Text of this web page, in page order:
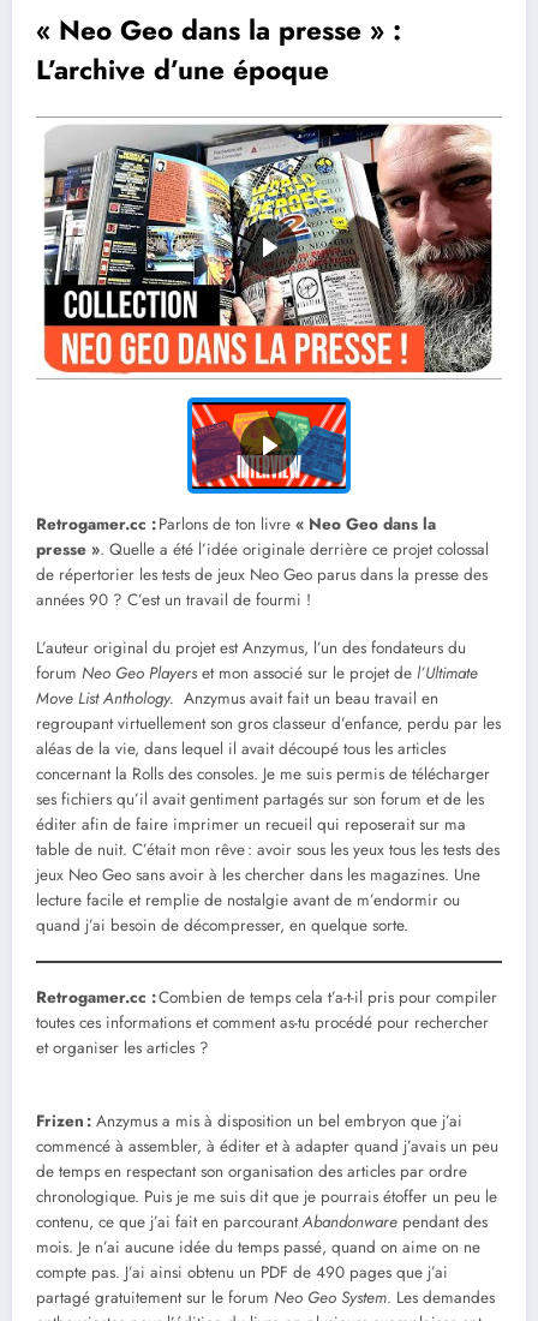
« Neo Geo dans la presse » :
L’archive d’une époque
Retrogamer.cc :Parlons de ton livre « Neo Geo dans la
presse ». Quelle a été l’idée originale derrière ce projet colossal
de répertorier les tests de jeux Neo Geo parus dans la presse des
années 90 ? C’est un travail de fourmi !
L’auteur original du projet est Anzymus, l’un des fondateurs du
forum Neo Geo Players et mon associé sur le projet de l’Ultimate
Move List Anthology. Anzymus avait fait un beau travail en
regroupant virtuellement son gros classeur d’enfance, perdu par les
aléas de la vie, dans lequel il avait découpé tous les articles
concernant la Rolls des consoles. Je me suis permis de télécharger
ses fichiers qu’il avait gentiment partagés sur son forum et de les
éditer afin de faire imprimer un recueil qui reposerait sur ma
table de nuit. C’était mon rêve : avoir sous les yeux tous les tests des
jeux Neo Geo sans avoir à les chercher dans les magazines. Une
lecture facile et remplie de nostalgie avant de m’endormir ou
quand j’ai besoin de décompresser, en quelque sorte.
Retrogamer.cc :Combien de temps cela t’a-t-il pris pour compiler
toutes ces informations et comment as-tu procédé pour rechercher
et organiser les articles ?
Frizen : Anzymus a mis à disposition un bel embryon que j’ai
commencé à assembler, à éditer et à adapter quand j’avais un peu
de temps en respectant son organisation des articles par ordre
chronologique. Puis je me suis dit que je pourrais étoffer un peu le
contenu, ce que j’ai fait en parcourantAbandonware pendant des
mois. Je n’ai aucune idée du temps passé, quand on aime on ne
compte pas. J’ai ainsi obtenu un PDF de 490 pages que j’ai
partagé gratuitement sur le forum Neo Geo System. Les demandes